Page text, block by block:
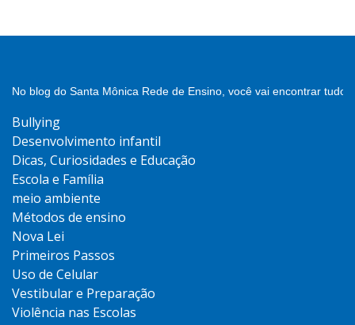
No blog do Santa Mônica Rede de Ensino, você vai encontrar
Bullying
Desenvolvimento infantil
Dicas, Curiosidades e Educação
Escola e Família
meio ambiente
Métodos de ensino
Nova Lei
Primeiros Passos
Uso de Celular
Vestibular e Preparação
Violência nas Escolas